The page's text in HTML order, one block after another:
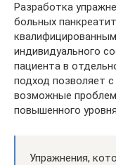
Разработка
больных
индивидуального
пациента в
подход позволяет
возможные
повышенного
Упражнения,